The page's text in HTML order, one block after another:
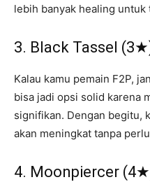
lebih banyak healing untuk
3. Black Tassel
Kalau kamu pemain F2P,
bisa jadi opsi solid karena
signifikan. Dengan begitu,
akan meningkat tanpa
4. Moonpiercer